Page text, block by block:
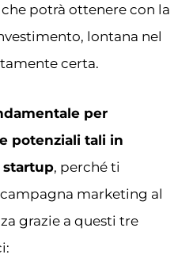
potrà ottenere con la
lontana nel
certa.
per
potenziali tali in
startup, perché ti
marketing al
grazie a questi tre